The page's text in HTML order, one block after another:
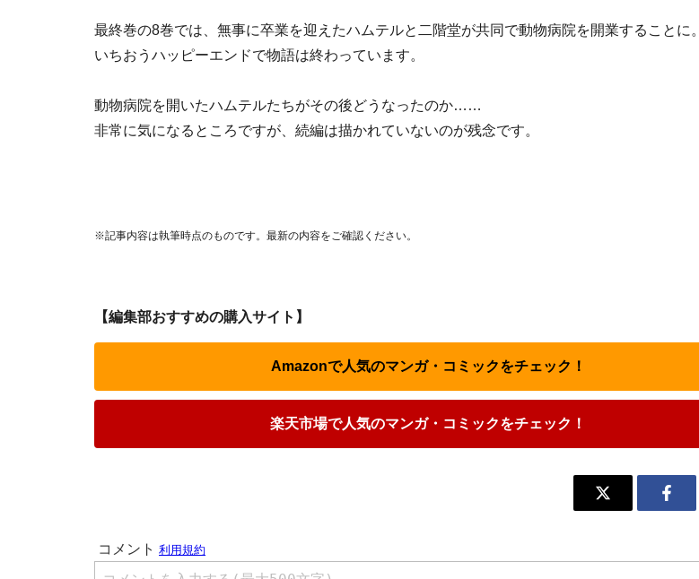
最終巻の8巻では、無事に卒業を迎えたハムテルと二階堂が共同で動物病院を開業することに。
いちおうハッピーエンドで物語は終わっています。
動物病院を開いたハムテルたちがその後どうなったのか……
非常に気になるところですが、続編は描かれていないのが残念です。
※記事内容は執筆時点のものです。最新の内容をご確認ください。
【編集部おすすめの購入サイト】
Amazonで人気のマンガ・コミックをチェック！
楽天市場で人気のマンガ・コミックをチェック！